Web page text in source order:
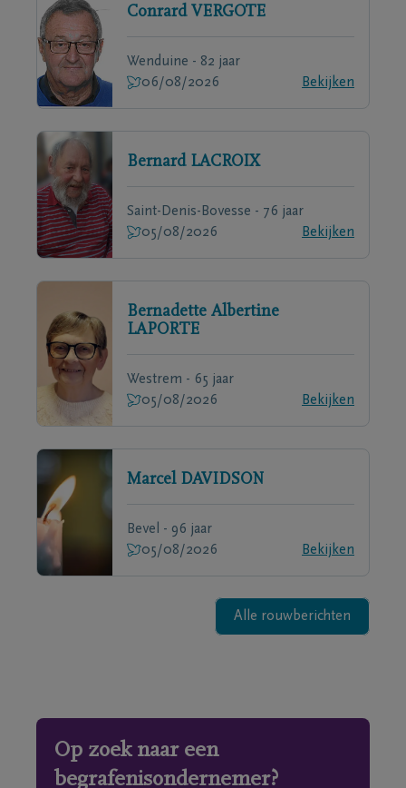
Conrard VERGOTE
Wenduine - 82 jaar
06/08/2026
Bekijken
Bernard LACROIX
Saint-Denis-Bovesse - 76 jaar
05/08/2026
Bekijken
Bernadette Albertine
LAPORTE
Westrem - 65 jaar
05/08/2026
Bekijken
Marcel DAVIDSON
Bevel - 96 jaar
05/08/2026
Bekijken
Alle rouwberichten
Op zoek naar een
begrafenisondernemer?